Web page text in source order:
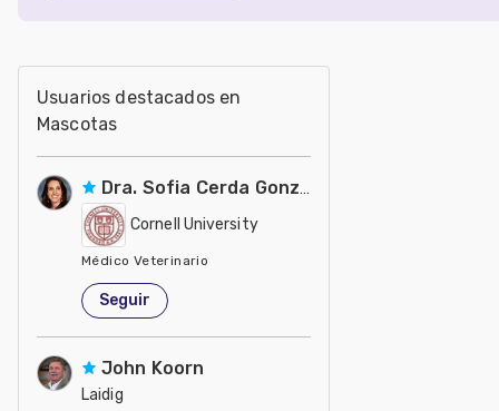
Usuarios destacados en
Mascotas
Dra. Sofia Cerda Gonzalez
Cornell University
Médico Veterinario
Estados Unidos de América
Seguir
John Koorn
Laidig